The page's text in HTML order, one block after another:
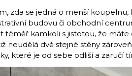
zda se jedná o menší
budovu či obchodní
téměř kamkoli s jistotou, že máte
neudělá dvě stejné stěny
které je od sebe odliší a zaručí